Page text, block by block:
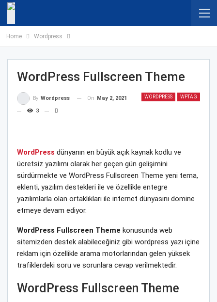
Home Wordpress
WordPress Fullscreen Theme
WORDPRESS WPTAG
By Wordpress On May 2, 2021
3
WordPress dünyanın en büyük açık kaynak kodlu ve
ücretsiz yazılımı olarak her geçen gün gelişimini
sürdürmekte ve WordPress Fullscreen Theme yeni tema,
eklenti, yazılım destekleri ile ve özellikle entegre
yazılımlarla olan ortaklıkları ile internet dünyasını domine
etmeye devam ediyor.
WordPress Fullscreen Theme konusunda web
sitemizden destek alabileceğiniz gibi wordpress yazı içine
reklam için özellikle arama motorlarından gelen yüksek
trafiklerdeki soru ve sorunlara cevap verilmektedir.
WordPress Fullscreen Theme